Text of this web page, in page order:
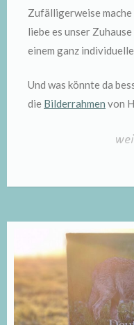
Zufälligerweise mache
liebe es unser
einem ganz
Und was könnte da
die Bilderrahmen von
in